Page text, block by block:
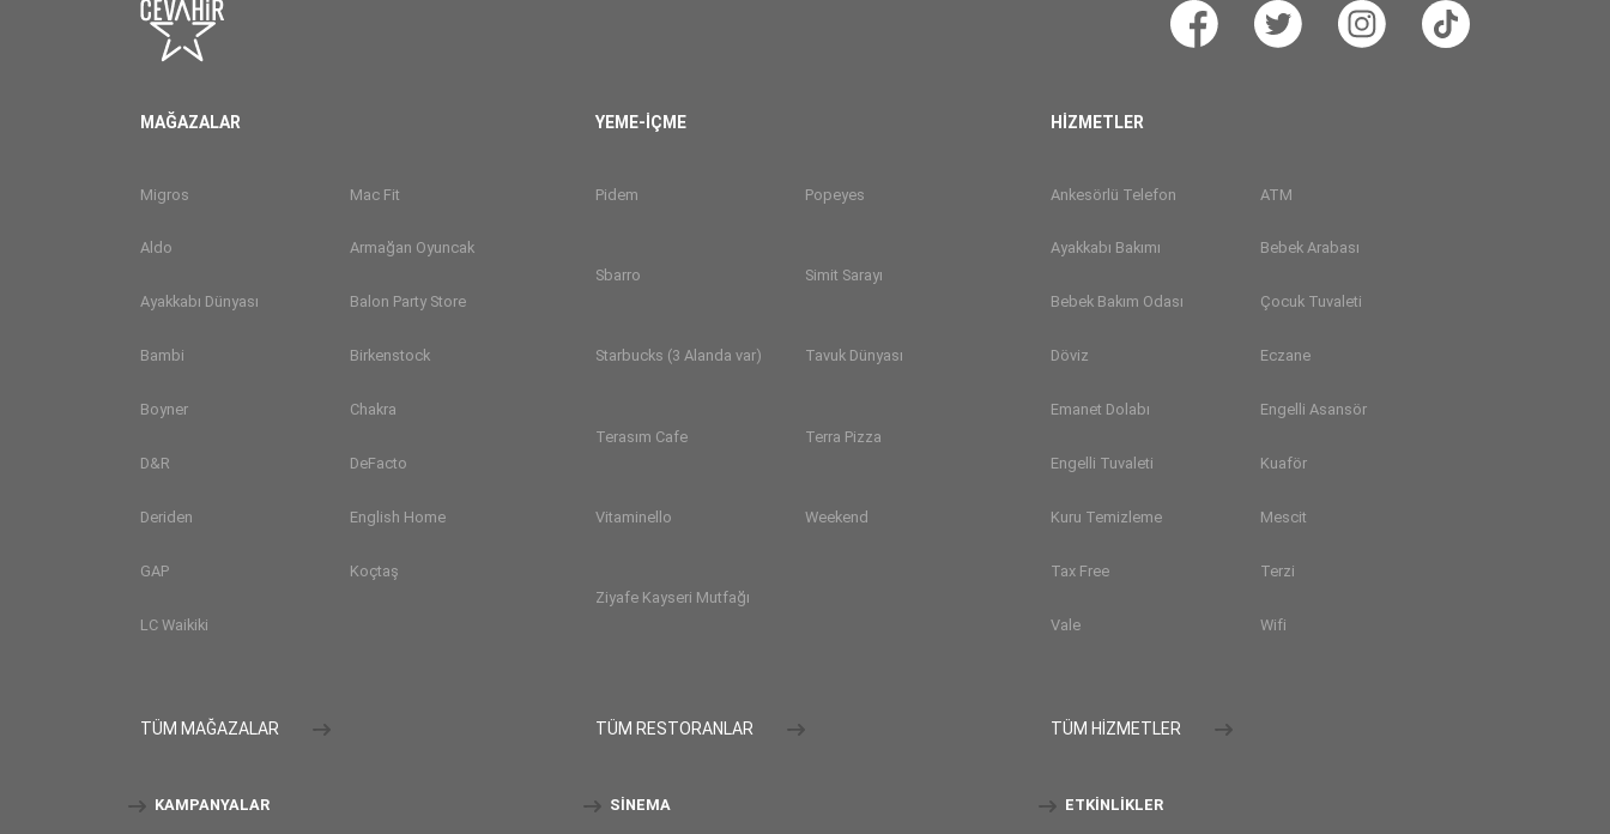
MAĞAZALAR
Migros Mac Fit
Aldo Armağan Oyuncak
Ayakkabı Dünyası Balon Party Store
Bambi Birkenstock
Boyner Chakra
D&R DeFacto
Deriden English Home
GAP Koçtaş
LC Waikiki
TÜM MAĞAZALAR
YEME-İÇME
Pidem Popeyes
Sbarro Simit Sarayı
Starbucks (3 Alanda var) Tavuk Dünyası
Terasım Cafe Terra Pizza
Vitaminello Weekend
Ziyafe Kayseri Mutfağı
TÜM RESTORANLAR
HİZMETLER
Ankesörlü Telefon ATM
Ayakkabı Bakımı Bebek Arabası
Bebek Bakım Odası Çocuk Tuvaleti
Döviz Eczane
Emanet Dolabı Engelli Asansör
Engelli Tuvaleti Kuaför
Kuru Temizleme Mescit
Tax Free Terzi
Vale Wifi
TÜM HİZMETLER
KAMPANYALAR SINEMA ETKINLIKLER